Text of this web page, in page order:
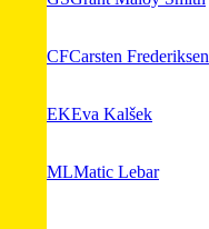
CFCarsten Frederiksen
EKEva Kalšek
MLMatic Lebar